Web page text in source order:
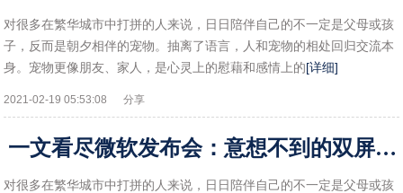
对很多在繁华城市中打拼的人来说，日日陪伴自己的不一定是父母或孩
子，反而是朝夕相伴的宠物。抽离了语言，人和宠物的相处回归交流本
身。宠物更像朋友、家人，是心灵上的慰藉和感情上的[详细]
2021-02-19 05:53:08 分享
一文看尽微软发布会：意想不到的双屏电脑和折叠屏手机!
对很多在繁华城市中打拼的人来说，日日陪伴自己的不一定是父母或孩